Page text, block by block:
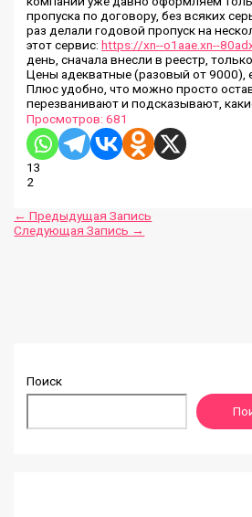
пропуска по договору, без всяких
раз делали годовой пропуск на
этот сервис:https://xn--o1aae.xn--
день, сначала внесли в реестр,
Цены адекватные (разовый от 9000),
Плюс удобно, что можно просто
перезванивают и подсказывают,
Просмотров: 681
13
2
← Предыдущая Запись
Следующая Запись →
Поиск